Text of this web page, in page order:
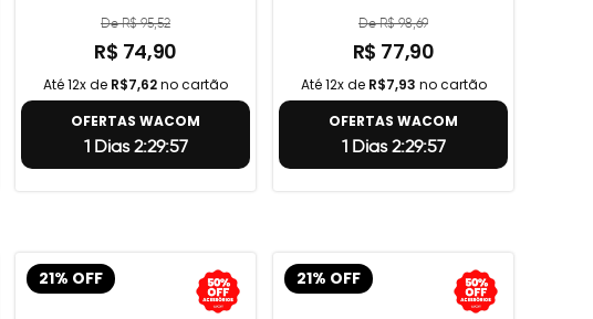
De R$ 95,52
R$ 74,90
Até 12x de R$7,62no cartão
OFERTAS WACOM
1 Dias 2:29:56
De R$ 98,69
R$ 77,90
Até 12x de R$7,93 no cartão
OFERTAS WACOM
1 Dias 2:29:56
21% OFF 21% OFF